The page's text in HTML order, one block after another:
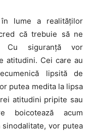
lume a realităților
că trebuie să ne
Cu siguranță vor
atitudini. Cei care au
lipsită de
putea medita la lipsa
atitudini pripite sau
boicotează acum
vor putea